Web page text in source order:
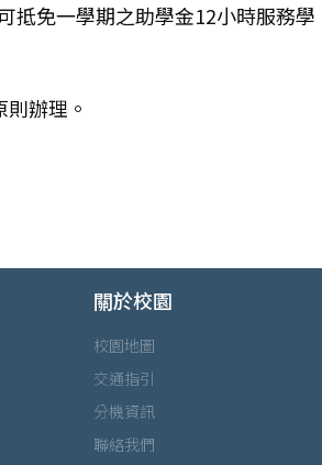
抵免一學期之助學金12小時服務學
辦理。
關於校園
校園地圖
交通指引
分機資訊
聯絡我們